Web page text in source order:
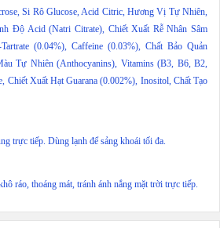
Si Rô Glucose, Acid Citric, Hương Vị Tự Nhiên,
Độ Acid (Natri Citrate), Chiết Xuất Rễ Nhân Sâm
(0.04%), Caffeine (0.03%), Chất Bảo Quản
Tự Nhiên (Anthocyanins), Vitamins (B3, B6, B2,
Chiết Xuất Hạt Guarana (0.002%), Inositol, Chất Tạo
trực tiếp. Dùng lạnh để sảng khoái tối đa.
ráo, thoáng mát, tránh ánh nắng mặt trời trực tiếp.